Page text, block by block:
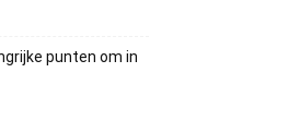
punten om in